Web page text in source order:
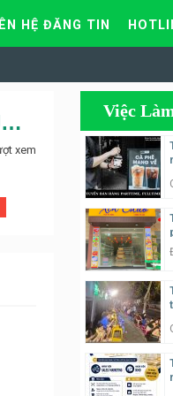
HỆ ĐĂNG TIN
TUYỂN NHÂN VIÊN NỮ PHA CHẾ COCKTAIL, NHÂN VIÊN QUẦY BAR NHẬT
xem
Việc